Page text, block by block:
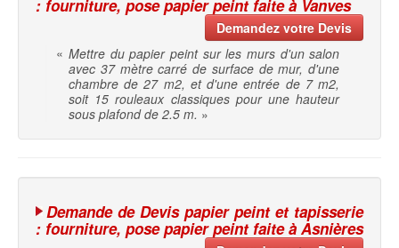
: fourniture, pose papier peint faite à Vanves
Demandez votre Devis
« Mettre du papier peint sur les murs d'un salon
avec 37 mètre carré de surface de mur, d'une
chambre de 27 m2, et d'une entrée de 7 m2,
soit 15 rouleaux classiques pour une hauteur
sous plafond de 2.5 m. »
Demande de Devis papier peint et tapisserie
: fourniture, pose papier peint faite à Asnières